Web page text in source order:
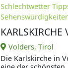
Schlechtwetter
KARLSKIRCHE
Volders, Tirol
Die Karlskirche in